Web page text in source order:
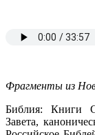
Фрагменты из
Библия: Книги
Завета,